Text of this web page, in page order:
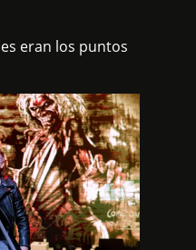
eran los puntos